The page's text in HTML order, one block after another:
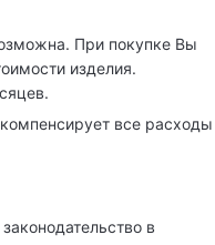
При покупке Вы
изделия.
все расходы
в